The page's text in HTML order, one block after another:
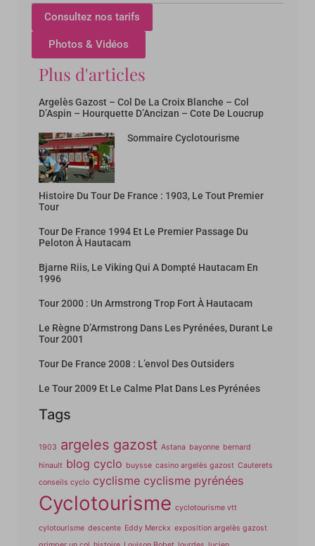
Consultez nos tarifs
Photos & Vidéos
Plus d'articles
Argelès Gazost – Col De La Croix Blanche – Col
D’Aspin – Hourquette D’Ancizan – Cote De Loucrup
Sommaire Cyclotourisme
Histoire Du Tour De France : 1903, Le Tout Premier
Tour
Tour De France 1994 Et Le Premier Passage Du
Peloton À Hautacam
Bjarne Riis, Le Viking Qui A Dompté Hautacam En
1996
Tour 2000 : Un Armstrong Trop Fort À Hautacam
Le Règne D’Armstrong Dans Les Pyrénées, Durant Le
Tour 2001
Tour De France 2008 : L’envol Des Outsiders
Le Tour 2009 Et Le Calme Plat Dans Les Pyrénées
Tags
1903 argeles gazost Astana bayonne bernard
hinault blog cyclo buysse casino argelès gazost Cauterets
conseils cyclo cyclisme cyclisme pyrénées
Cyclotourisme cyclotourisme vtt
cylotourisme descente Eddy Merckx exposition argelès gazost